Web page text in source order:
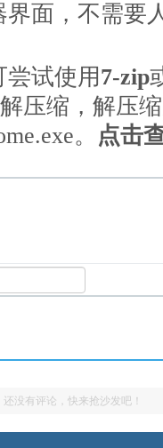
界面，不需要
试使用7-zip
压缩，解压
。
点击
还没有评论，快来抢沙发吧！